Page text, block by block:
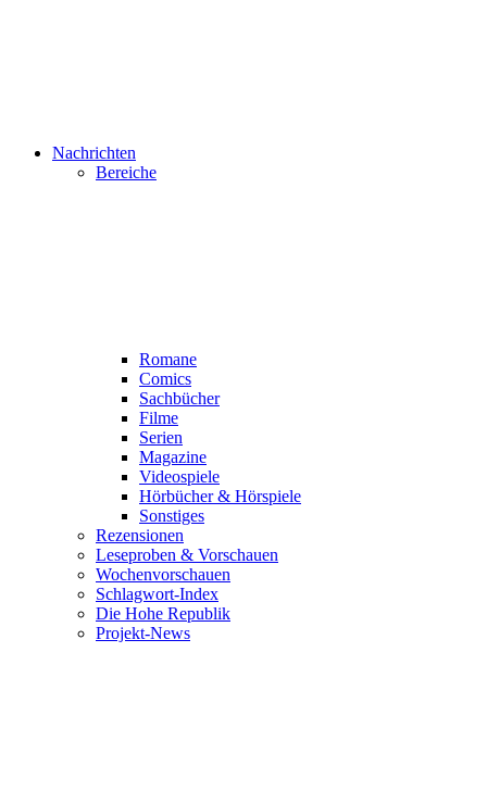
Nachrichten
Bereiche
Romane
Comics
Sachbücher
Filme
Serien
Magazine
Videospiele
Hörbücher & Hörspiele
Sonstiges
Rezensionen
Leseproben & Vorschauen
Wochenvorschauen
Schlagwort-Index
Die Hohe Republik
Projekt-News